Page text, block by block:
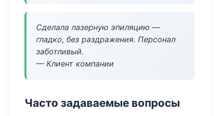
Сделала лазерную эпиляцию —
гладко, без раздражения. Персонал
заботливый.
— Клиент компании
Часто задаваемые вопросы